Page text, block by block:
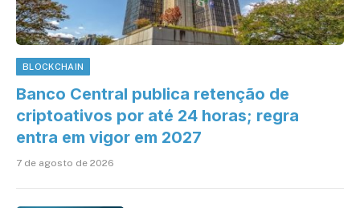
BLOCKCHAIN
Banco Central publica retenção de
criptoativos por até 24 horas; regra
entra em vigor em 2027
7 de agosto de 2026